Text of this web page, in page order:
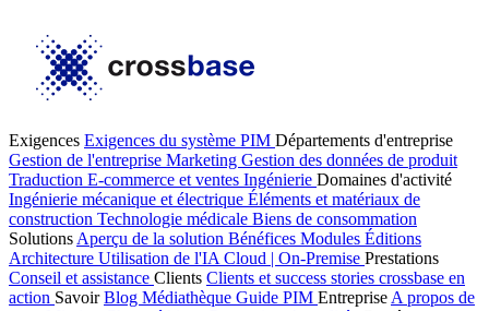
Exigences Exigences du système PIM Départements d'entreprise
Gestion de l'entreprise Marketing Gestion des données de produit
Traduction E-commerce et ventes Ingénierie Domaines d'activité
Ingénierie mécanique et électrique Éléments et matériaux de
construction Technologie médicale Biens de consommation
Solutions Aperçu de la solution Bénéfices Modules Éditions
Architecture Utilisation de l'IA Cloud | On-Premise Prestations
Conseil et assistance Clients Clients et success stories crossbase en
action SavoirBlog Médiathèque Guide PIM Entreprise A propos de